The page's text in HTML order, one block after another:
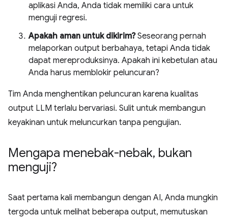
aplikasi Anda, Anda tidak memiliki cara untuk
menguji regresi.
Apakah aman untuk dikirim?Seseorang pernah
melaporkan output berbahaya, tetapi Anda tidak
dapat mereproduksinya. Apakah ini kebetulan atau
Anda harus memblokir peluncuran?
Tim Anda menghentikan peluncuran karena kualitas
output LLM terlalu bervariasi. Sulit untuk membangun
keyakinan untuk meluncurkan tanpa pengujian.
Mengapa menebak-nebak, bukan
menguji?
Saat pertama kali membangun dengan AI, Anda mungkin
tergoda untuk melihat beberapa output, memutuskan